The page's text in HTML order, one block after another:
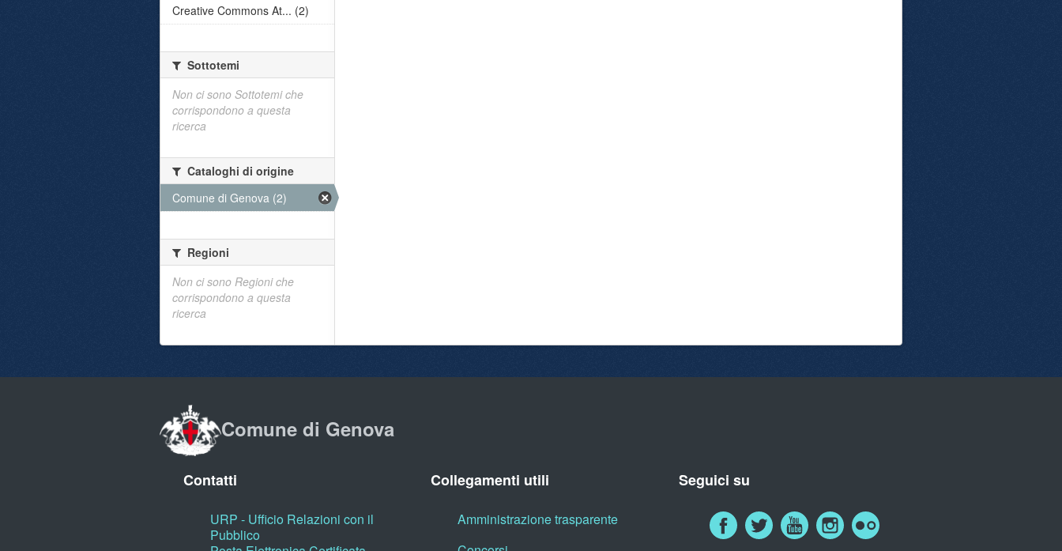
Creative Commons At... (2)
Sottotemi
Non ci sono Sottotemi che
corrispondono a questa
ricerca
Cataloghi di origine
Comune di Genova (2)
Regioni
Non ci sono Regioni che
corrispondono a questa
ricerca
Comune di Genova
Contatti
URP - Ufficio Relazioni con il
Pubblico
Collegamenti utili
Amministrazione trasparente
Seguici su